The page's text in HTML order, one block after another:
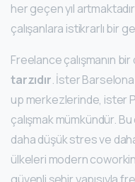
her geçen yıl
çalışanlara istikrarlı bir
Freelance çalışmanın bir
tarzıdır. İster
up merkezlerinde, ister
çalışmak mümkündür.
daha düşük stres ve
ülkeleri modern